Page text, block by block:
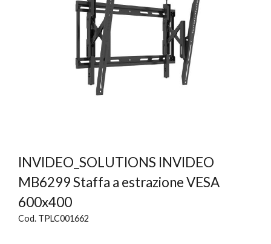
INVIDEO_SOLUTIONS INVIDEO
MB6299 Staffa a estrazione VESA
600x400
Cod. TPLC001662